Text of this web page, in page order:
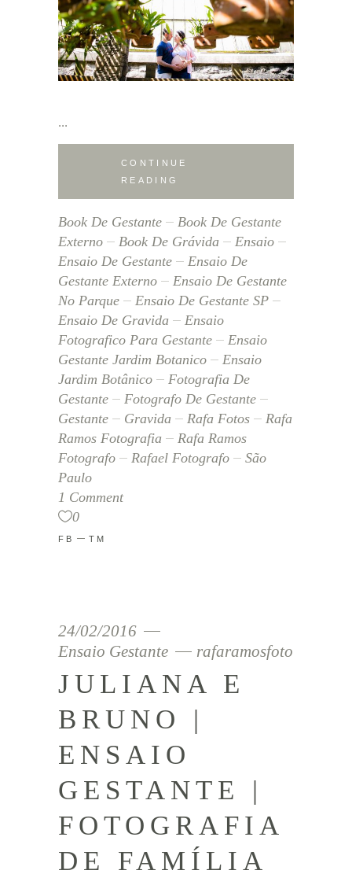
CONTINUE
READING
Book De Gestante
Book De Gestante
Externo
Book De Grávida
Ensaio
Ensaio De Gestante
Ensaio De
Gestante Externo
Ensaio De Gestante
No Parque
Ensaio De Gestante SP
Ensaio De Gravida
Ensaio
Fotografico Para Gestante
Ensaio
Gestante Jardim Botanico
Ensaio
Jardim Botânico
Fotografia De
Gestante
Fotografo De Gestante
Gestante
Gravida Rafa Fotos
Rafa
Ramos Fotografia
Rafa Ramos
Fotografo
Rafael Fotografo
São
Paulo
1 Comment
0
FB TM
24/02/2016
Ensaio Gestante
rafaramosfoto
JULIANA E
BRUNO |
ENSAIO
GESTANTE |
FOTOGRAFIA
DE FAMÍLIA